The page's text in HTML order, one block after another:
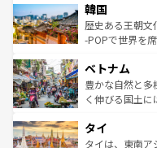
ワイを、存分に味わってほ
はコンテンツ一
いる。アクティ
ビング、ハイキ
い。オーストラ
参照してほしい。
ン）、静ひつな
と山間の静けさ
驚きをもたらし
容にもいいと評
が
照してほしい。
韓国
歴史ある王朝文
-POPで世界を
き、地方に足を
できる。そして
まで、さまざ
リティに包まれ
ベトナム
豊かな自然と
く伸びる国土
急速な発展と共
ーチミン市のフ
タイ
タイは、東南ア